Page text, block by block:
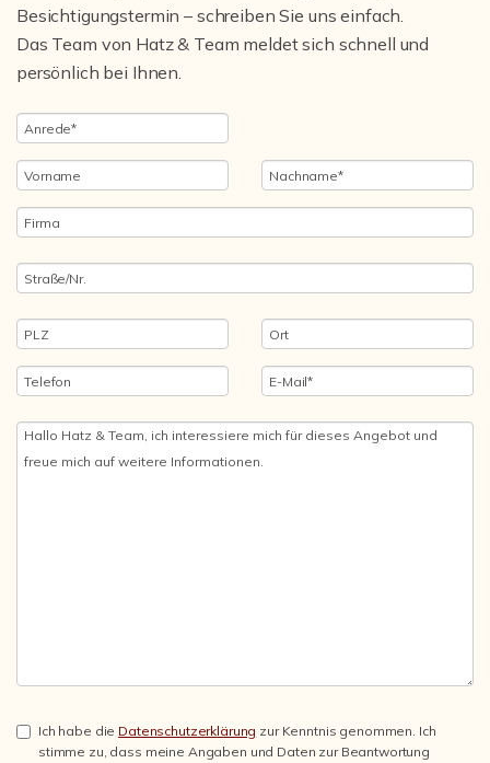
Besichtigungstermin – schreiben Sie uns einfach.
Das Team von Hatz & Team meldet sich schnell und
persönlich bei Ihnen.
Ich habe die Datenschutzerklärung zur Kenntnis genommen. Ich
stimme zu, dass meine Angaben und Daten zur Beantwortung